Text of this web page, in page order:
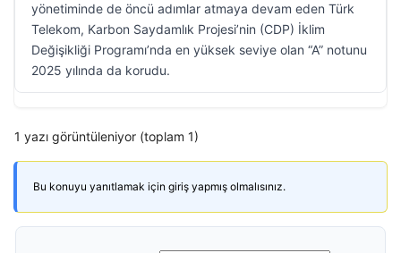
yönetiminde de öncü adımlar atmaya devam eden Türk
Telekom, Karbon Saydamlık Projesi’nin (CDP) İklim
Değişikliği Programı’nda en yüksek seviye olan “A” notunu
2025 yılında da korudu.
1 yazı görüntüleniyor (toplam 1)
Bu konuyu yanıtlamak için giriş yapmış olmalısınız.